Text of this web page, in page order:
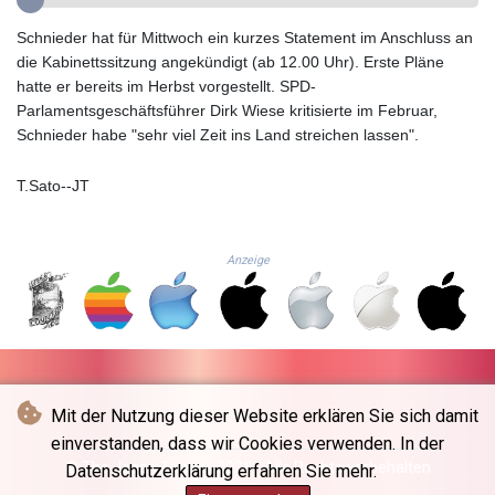
Mit der Nutzung dieser Website erklären Sie sich damit
einverstanden, dass wir Cookies verwenden. In der
Datenschutzerklärung erfahren Sie mehr.
GMD 84.980421
GNF
10123.874202
GTQ 8.794891
GYD 241.157003
HKD 9.067746
IDR
20580.370421
ILS 3.468234
IMP 0.8566
INR 110.076256
IRR
1590322.371805
ISK 142.598215
Schnieder hat für Mittwoch ein kurzes Statement im Anschluss an
die Kabinettssitzung angekündigt (ab 12.00 Uhr). Erste Pläne
hatte er bereits im Herbst vorgestellt. SPD-
Parlamentsgeschäftsführer Dirk Wiese kritisierte im Februar,
Schnieder habe "sehr viel Zeit ins Land streichen lassen".
T.Sato--JT
Anzeige
© The Japan Times - 2026 - Alle Rechte vorbehalten